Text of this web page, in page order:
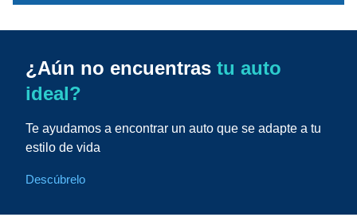
¿Aún no encuentras tu auto
ideal?
Te ayudamos a encontrar un auto que se adapte a tu
estilo de vida
Descúbrelo